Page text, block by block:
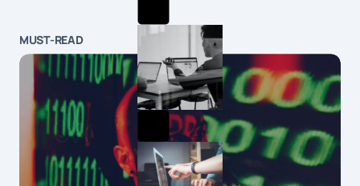
MUST-READ